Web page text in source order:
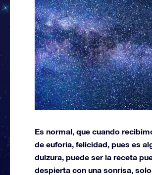
Es normal, que cuando
de euforia, felicidad, pues es
dulzura, puede ser la receta
despierta con una sonrisa,